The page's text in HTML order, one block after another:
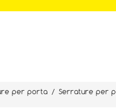
per porta / Serrature per